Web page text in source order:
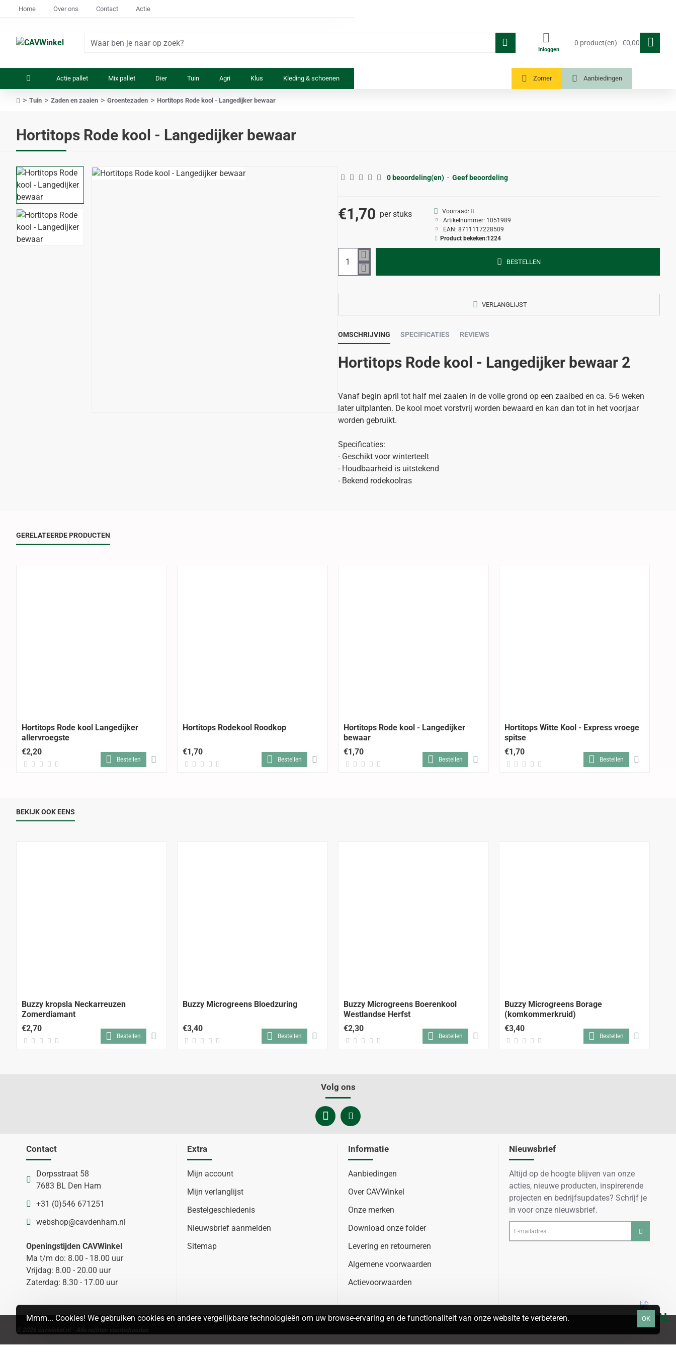
Mmm... Cookies! We gebruiken cookies en andere vergelijkbare technologieën om uw browse-ervaring en de functionaliteit van onze website te verbeteren. OK
Home Over ons Contact Actie
Waar
op
Inloggen
0 product(en) - €0,00
Actie pallet Mix pallet Dier Tuin Agri Klus Kleding & schoenen Zomer Aanbiedingen
Hortitops Rode kool - Langedijker bewaar
Tuin Zaden en zaaien Groentezaden Hortitops Rode kool - Langedijker bewaar
0 beoordeling(en) - Geef beoordeling
€1,70 per stuks Voorraad: 8
Artikelnummer: 1051989
EAN: 8711117228509
Product bekeken:1224
BESTELLEN
VERLANGLIJST
OMSCHRIJVING SPECIFICATIES REVIEWS
Hortitops Rode kool - Langedijker bewaar 2
Vanaf begin april tot half mei zaaien in de volle grond op een zaaibed en ca. 5-6 weken
later uitplanten. De kool moet vorstvrij worden bewaard en kan dan tot in het voorjaar
worden gebruikt.
Specificaties:
- Geschikt voor winterteelt
- Houdbaarheid is uitstekend
- Bekend rodekoolras
GERELATEERDE PRODUCTEN
Hortitops Rode kool Langedijker
allervroegste
€2,20
Bestellen
Hortitops Rodekool Roodkop
€1,70
Bestellen
Hortitops Rode kool - Langedijker
bewaar
€1,70
Bestellen
Hortitops Witte Kool - Express vroege
spitse
€1,70
Bestellen
BEKIJK OOK EENS
Buzzy kropsla Neckarreuzen
Zomerdiamant
€2,70
Bestellen
Buzzy Microgreens Bloedzuring
€3,40
Bestellen
Buzzy Microgreens Boerenkool
Westlandse Herfst
€2,30
Bestellen
Buzzy Microgreens Borage
(komkommerkruid)
€3,40
Bestellen
Volg ons
Contact
Dorpsstraat 58
7683 BL Den Ham
+31 (0)546 671251
webshop@cavdenham.nl
Openingstijden CAVWinkel
Ma t/m do: 8.00 - 18.00 uur
Vrijdag: 8.00 - 20.00 uur
Zaterdag: 8.30 - 17.00 uur
Extra
Mijn account
Mijn verlanglijst
Bestelgeschiedenis
Nieuwsbrief aanmelden
Sitemap
Informatie
Aanbiedingen
Over CAVWinkel
Onze merken
Download onze folder
Levering en retourneren
Algemene voorwaarden
Actievoorwaarden
Nieuwsbrief
Altijd op de hoogte blijven van onze
acties, nieuwe producten, inspirerende
projecten en bedrijfsupdates? Schrijf je
in voor onze nieuwsbrief.
E-
mailadres...